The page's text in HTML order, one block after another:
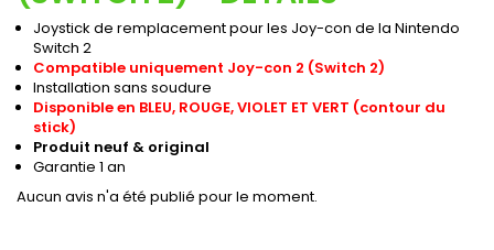
Joystick de remplacement pour les Joy-con de la Nintendo
Switch 2
Compatible uniquement Joy-con 2 (Switch 2)
Installation sans soudure
Disponible en BLEU, ROUGE, VIOLET ET VERT (contour du
stick)
Produit neuf & original
Garantie 1 an
Aucun avis n'a été publié pour le moment.